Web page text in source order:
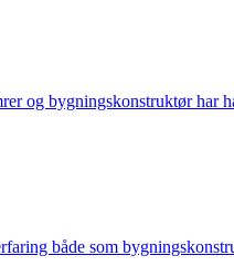
og bygningskonstruktør
både som